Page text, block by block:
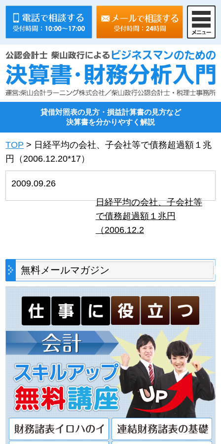
貸借対照表の見方・損益計算書の見方など
決算書を分かりやすく解説
TOP > 日経平均の会社、子会社等で債務超過額１兆
円（2006.12.20*17）
2009.09.26
日経平均の会社、子会社等
で債務超過額１兆円
（2006.12.2
無料メールマガジン